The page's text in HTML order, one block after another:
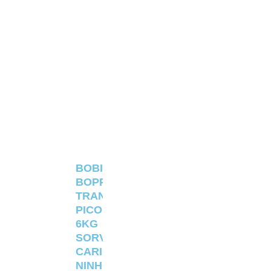
BOBINA
BOPP
TRANSPARENTE
PICOLÉ
6KG
SORVETERIA
CARIOCA
NINHO